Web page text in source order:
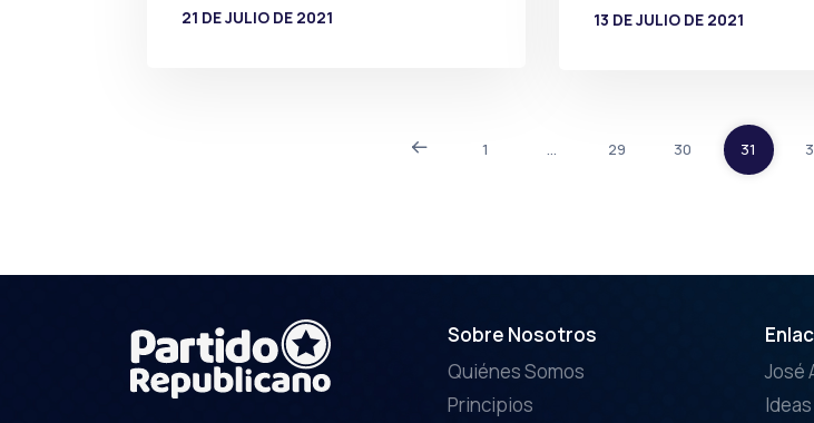
21 DE JULIO DE 2021
13 DE JULIO DE 2021
1 … 29 30 31
Sobre Nosotros
Quiénes Somos
Principios
José